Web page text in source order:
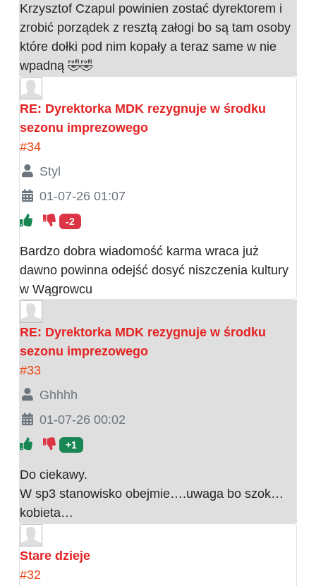
Krzysztof Czapul powinien zostać dyrektorem i
zrobić porządek z resztą załogi bo są tam osoby
które dołki pod nim kopały a teraz same w nie
wpadną 🤣🤣
RE: Dyrektorka MDK rezygnuje w środku
sezonu imprezowego
#34
Styl
01-07-26 01:07
-2
Bardzo dobra wiadomość karma wraca już
dawno powinna odejść dosyć niszczenia kultury
w Wągrowcu
RE: Dyrektorka MDK rezygnuje w środku
sezonu imprezowego
#33
Ghhhh
01-07-26 00:02
+1
Do ciekawy.
W sp3 stanowisko obejmie….uwaga bo szok…
kobieta…
Stare dzieje
#32